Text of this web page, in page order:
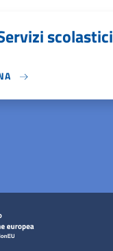
scolastici